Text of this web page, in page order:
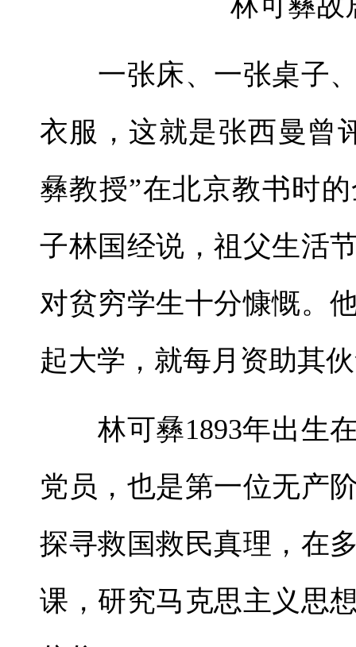
一张床、一张桌子、
衣服，这就是张西曼曾
彝教授”在北京教书时
子林国经说，祖父生活
对贫穷学生十分慷慨。
起大学，就每月资助其
林可彝1893年出生在
党员，也是第一位无产
探寻救国救民真理，在
课，研究马克思主义思